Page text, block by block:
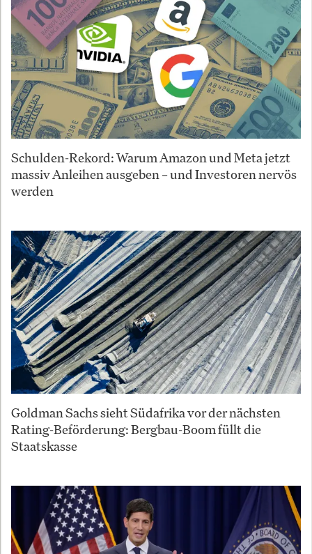
Schulden-Rekord: Warum Amazon und Meta jetzt
massiv Anleihen ausgeben – und Investoren nervös
werden
Goldman Sachs sieht Südafrika vor der nächsten
Rating-Beförderung: Bergbau-Boom füllt die
Staatskasse